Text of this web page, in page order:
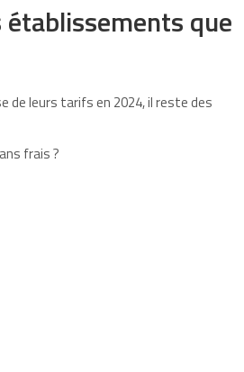
établissements que
de leurs tarifs en 2024, il reste des
frais ?